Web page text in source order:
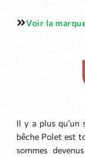
Voir la
Il y a plus qu’un
bêche Polet est
sommes